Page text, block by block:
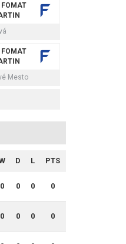
FOMAT
FOMAT
Mesto
D L PTS
0 0 0 0
0 0 0 0